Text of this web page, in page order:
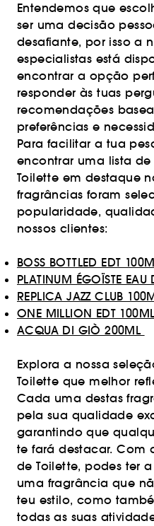
Entendemos que
ser uma decisão
desafiante, por isso a
especialistas está
encontrar a opção
responder às tuas
recomendações
preferências e
Para facilitar a tua
encontrar uma lista
Toilette em destaque
fragrâncias foram
popularidade,
nossos clientes:
BOSS BOTTLED EDT
PLATINUM ÉGOÏSTE
REPLICA JAZZ CLUB
ONE MILLION EDT 100ML
ACQUA DI GIÒ 200ML
Explora a nossa
Toilette que melhor
Cada uma destas
pela sua qualidade
garantindo que
te fará destacar. Com
de Toilette, podes ter
uma fragrância que
teu estilo, como
todas as suas